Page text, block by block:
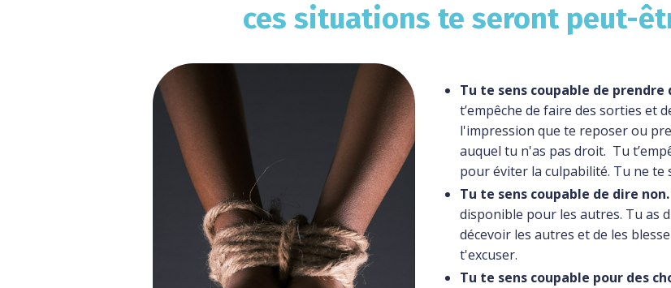
ces situations te seront peut-
Tu te sens coupable de
t’empêche de faire des sorties et
l'impression que te reposer ou
auquel tu n'as pas droit. Tu
pour éviter la culpabilité. Tu ne te
Tu te sens coupable de dire non.
disponible pour les autres. Tu as
décevoir les autres et de les
t'excuser.
Tu te sens coupable pour des